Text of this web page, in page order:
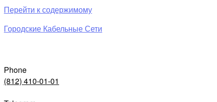
Перейти к содержимому
Городские Кабельные Сети
Phone
(812) 410-01-01